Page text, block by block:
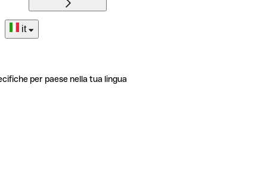
it
per paese nella tua lingua